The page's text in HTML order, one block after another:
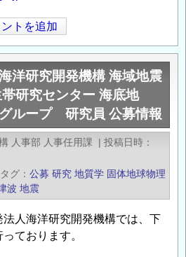
トを追加
洋研究開発機構 海域地震
研究センター 海底地
ループ 研究員 公募情報
人事部 人事任用課 | 投稿日時
タグ 公募 研究 地質学 固体地球物理
波 地震
法人海洋研究開発機構では、下
ております。